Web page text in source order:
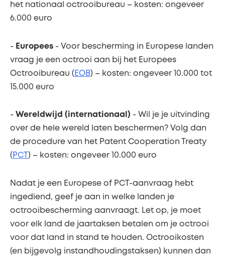
het nationaal octrooibureau – kosten: ongeveer
6.000 euro
- Europees - Voor bescherming in Europese landen
vraag je een octrooi aan bij het Europees
Octrooibureau ( EOB) – kosten: ongeveer 10.000 tot
15.000 euro
- Wereldwijd (internationaal) - Wil je je uitvinding
over de hele wereld laten beschermen? Volg dan
de procedure van het Patent Cooperation Treaty
( PCT ) – kosten: ongeveer 10.000 euro
Nadat je een Europese of PCT-aanvraag hebt
ingediend, geef je aan in welke landen je
octrooibescherming aanvraagt. Let op, je moet
voor elk land de jaartaksen betalen om je octrooi
voor dat land in stand te houden. Octrooikosten
(en bijgevolg instandhoudingstaksen) kunnen dan